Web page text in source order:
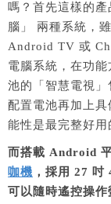
嗎？首先這樣的
腦」 兩種系統，
Android TV 或
電腦系統，在功
池的「智慧電視
配置電池再加上
能性是最完整好用
而搭載 Android
咖機 ，採用 27
可以隨時遙控操